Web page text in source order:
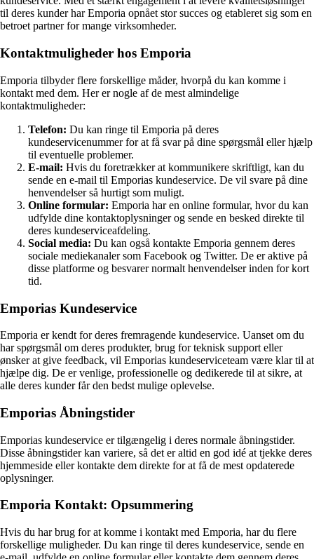
til deres kunder har Emporia opnået stor succes og etableret sig som en
betroet partner for mange virksomheder.
Kontaktmuligheder hos Emporia
Emporia tilbyder flere forskellige måder, hvorpå du kan komme i
kontakt med dem. Her er nogle af de mest almindelige
kontaktmuligheder:
Telefon: Du kan ringe til Emporia på deres
kundeservicenummer for at få svar på dine spørgsmål eller hjælp
til eventuelle problemer.
E-mail: Hvis du foretrækker at kommunikere skriftligt, kan du
sende en e-mail til Emporias kundeservice. De vil svare på dine
henvendelser så hurtigt som muligt.
Online formular: Emporia har en online formular, hvor du kan
udfylde dine kontaktoplysninger og sende en besked direkte til
deres kundeserviceafdeling.
Social media: Du kan også kontakte Emporia gennem deres
sociale mediekanaler som Facebook og Twitter. De er aktive på
disse platforme og besvarer normalt henvendelser inden for kort
tid.
Emporias Kundeservice
Emporia er kendt for deres fremragende kundeservice. Uanset om du
har spørgsmål om deres produkter, brug for teknisk support eller
ønsker at give feedback, vil Emporias kundeserviceteam være klar til at
hjælpe dig. De er venlige, professionelle og dedikerede til at sikre, at
alle deres kunder får den bedst mulige oplevelse.
Emporias Åbningstider
Emporias kundeservice er tilgængelig i deres normale åbningstider.
Disse åbningstider kan variere, så det er altid en god idé at tjekke deres
hjemmeside eller kontakte dem direkte for at få de mest opdaterede
oplysninger.
Emporia Kontakt: Opsummering
Hvis du har brug for at komme i kontakt med Emporia, har du flere
forskellige muligheder. Du kan ringe til deres kundeservice, sende en